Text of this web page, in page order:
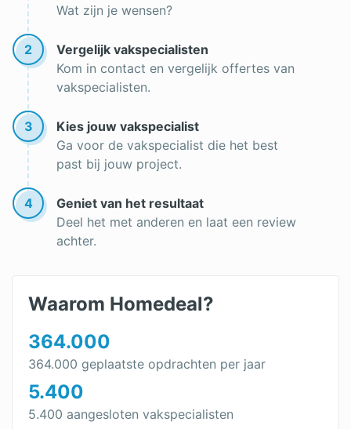
Hybride warmtepomp
Offerte warmtepomp
Warmtepomp installatie
Wat zijn je wensen?
2
Vergelijk vakspecialisten
Kom in contact en vergelijk offertes van
vakspecialisten.
3
Kies jouw vakspecialist
Ga voor de vakspecialist die het best
past bij jouw project.
4
Geniet van het resultaat
Deel het met anderen en laat een review
achter.
Waarom Homedeal?
364.000
364.000 geplaatste opdrachten per jaar
5.400
5.400 aangesloten vakspecialisten